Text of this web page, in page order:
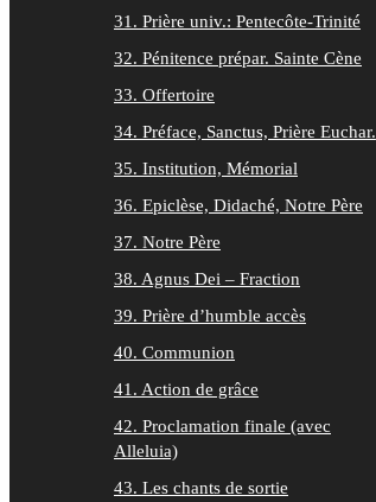
31. Prière univ.: Pentecôte-Trinité
32. Pénitence prépar. Sainte Cène
33. Offertoire
34. Préface, Sanctus, Prière Euchar.
35. Institution, Mémorial
36. Epiclèse, Didaché, Notre Père
37. Notre Père
38. Agnus Dei – Fraction
39. Prière d’humble accès
40. Communion
41. Action de grâce
42. Proclamation finale (avec
Alleluia)
43. Les chants de sortie